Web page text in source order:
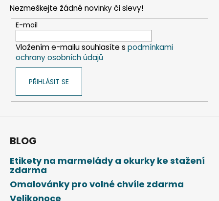
Nezmeškejte žádné novinky či slevy!
E-mail
Vložením e-mailu souhlasíte s podmínkami
ochrany osobních údajů
PŘIHLÁSIT SE
BLOG
Etikety na marmelády a okurky ke stažení
zdarma
Omalovánky pro volné chvíle zdarma
Velikonoce